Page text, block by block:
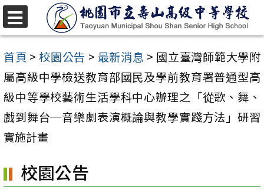
跳
至
主
要
內
容
區
首頁 > 校園公告 > 最新消息 > 國立臺灣師範大學附
屬高級中學檢送教育部國民及學前教育署普通型高
級中等學校藝術生活學科中心辦理之「從歌、舞、
戲到舞台─音樂劇表演概論與教學實踐方法」研習
實施計畫
校園公告
選
單